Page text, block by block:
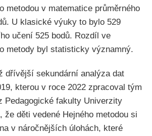
metodou v matematice průměrného
U klasické výuky to bylo 529
učení 525 bodů. Rozdíl ve
metody byl statisticky významný.
dřívější sekundární analýza dat
kterou v roce 2022 zpracoval tým
Pedagogické fakulty Univerzity
že děti vedené Hejného metodou si
v náročnějších úlohách, které